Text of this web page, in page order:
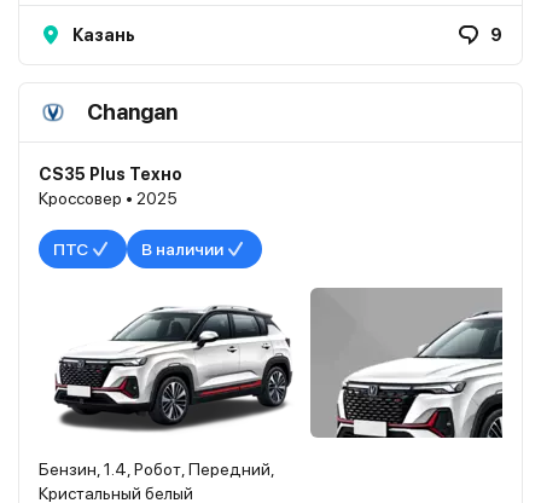
Казань 9
Changan
CS35 Plus Техно
Кроссовер • 2025
ПТС В наличии
Бензин, 1.4, Робот, Передний,
Кристальный белый